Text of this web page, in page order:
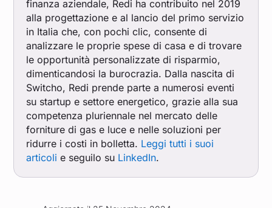
finanza aziendale, Redi ha contribuito nel 2019
alla progettazione e al lancio del primo servizio
in Italia che, con pochi clic, consente di
analizzare le proprie spese di casa e di trovare
le opportunità personalizzate di risparmio,
dimenticandosi la burocrazia. Dalla nascita di
Switcho, Redi prende parte a numerosi eventi
su startup e settore energetico, grazie alla sua
competenza pluriennale nel mercato delle
forniture di gas e luce e nelle soluzioni per
ridurre i costi in bolletta. Leggi tutti i suoi
articoli e seguilo su LinkedIn.